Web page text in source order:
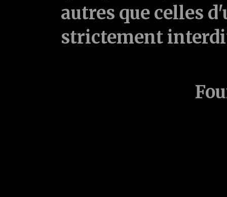
autres que celles
strictement